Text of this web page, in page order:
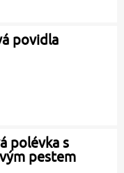
povidla
polévka s
pestem